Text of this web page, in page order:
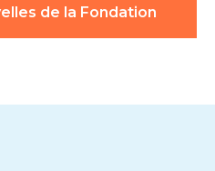
de la Fondation